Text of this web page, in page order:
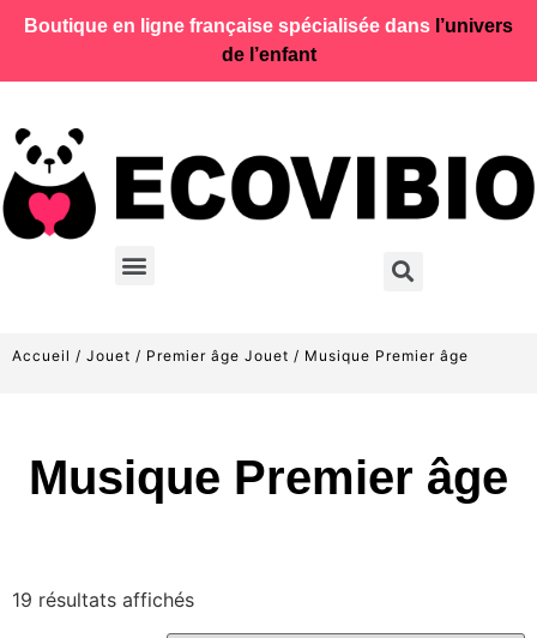
Boutique en ligne française spécialisée dans l’univers
de l’enfant
Accueil / Jouet / Premier âge Jouet / Musique Premier âge
Musique Premier âge
19 résultats affichés